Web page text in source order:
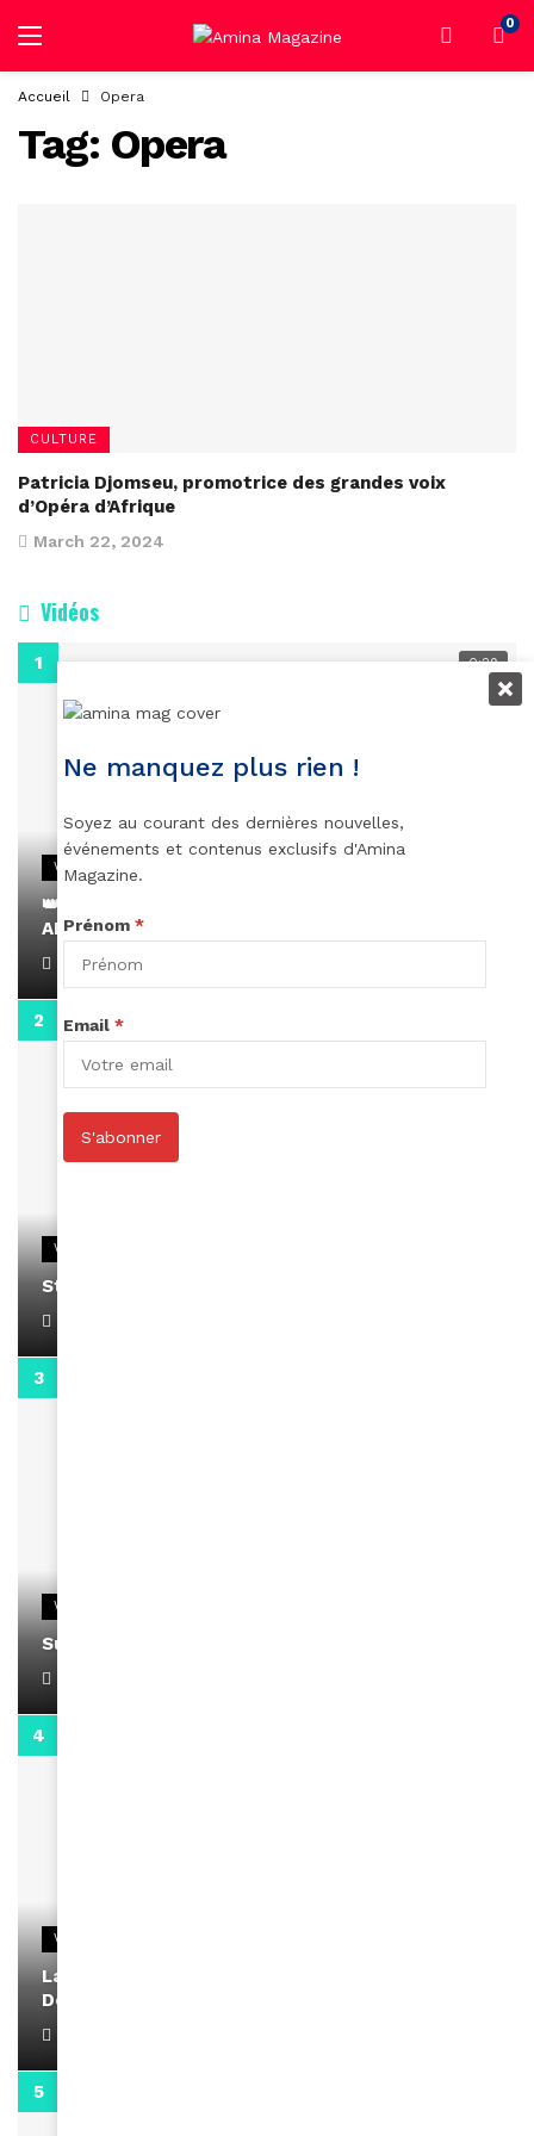
0
Accueil Opera
Tag: Opera
CULTURE
Patricia Djomseu, promotrice des grandes voix
d’Opéra d’Afrique
March 22, 2024
Vidéos
0:29
VIDEOS
👑 Remerciements à Ayden pour son message sur
AMINA, le Magazine de la Femme
April 1, 2022
VIDEOS
Stacy passe un message
VIDEOS
Support Black Business Wee-kend
VIDEOS
La rubrique santé speciale coronavirus du
Docteur Makanda
Ne manquez plus rien !
Soyez au courant des dernières nouvelles,
événements et contenus exclusifs d'Amina
Magazine.
Prénom *
Email *
S'abonner